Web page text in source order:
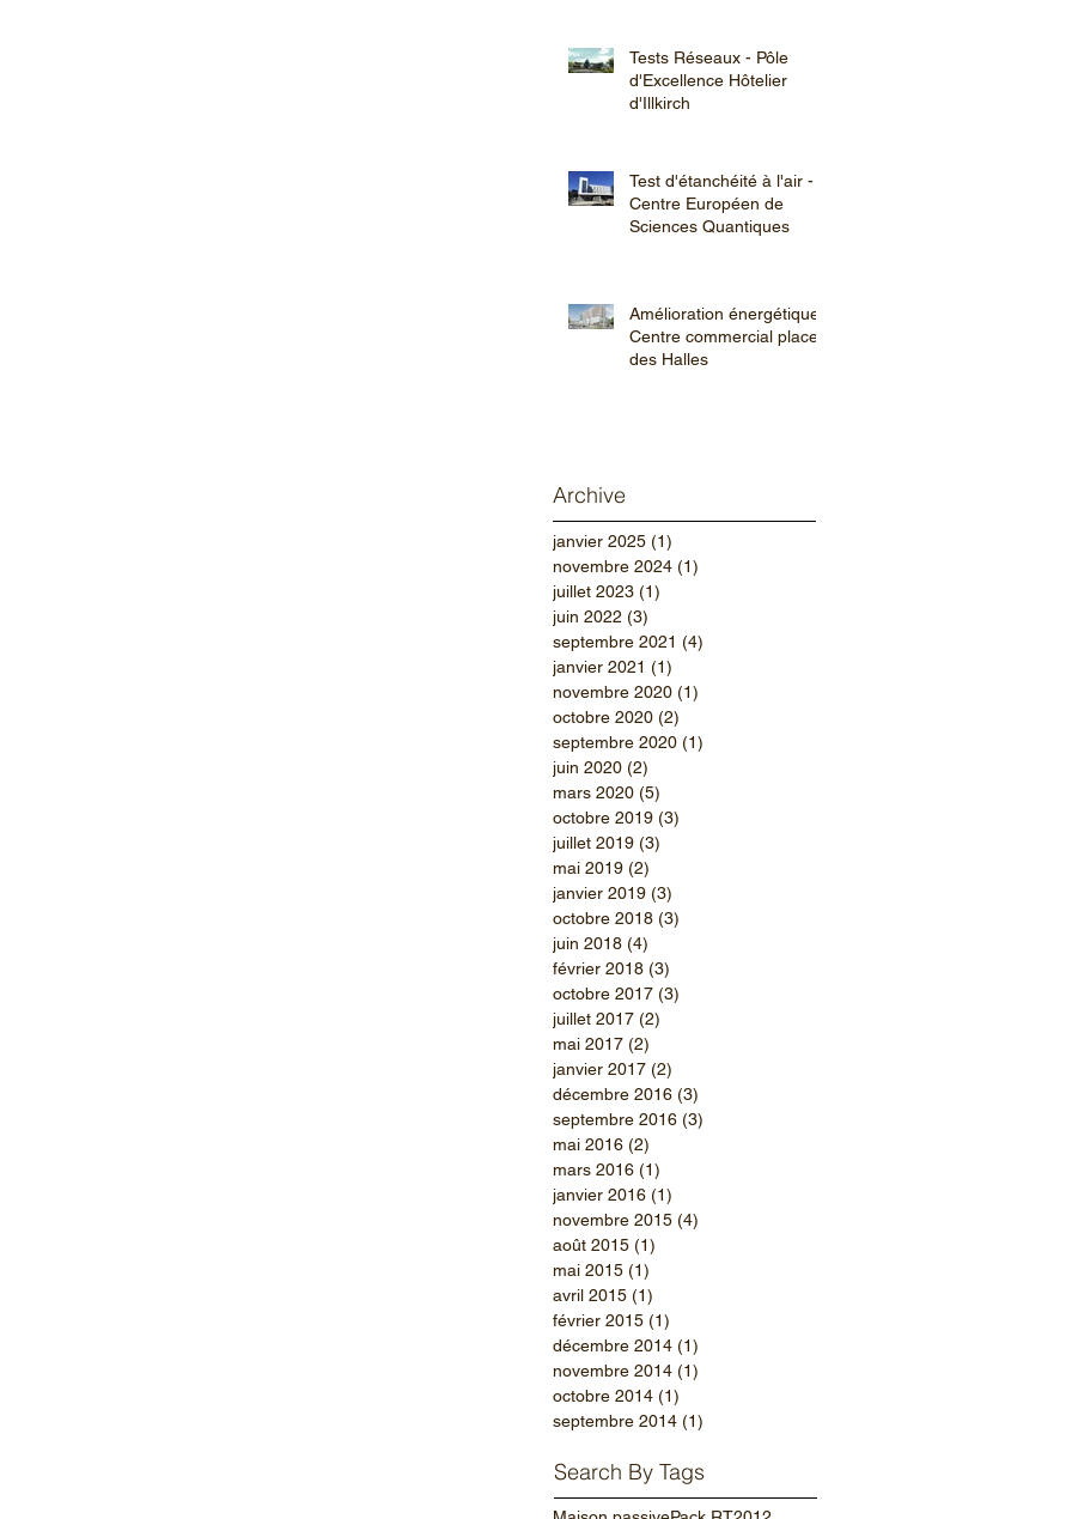
Tests Réseaux - Pôle
d'Excellence Hôtelier
d'Illkirch
Test d'étanchéité à l'air -
Centre Européen de
Sciences Quantiques
Amélioration énergétique -
Centre commercial place
des Halles
Archive
janvier 2025 (1)
novembre 2024 (1)
juillet 2023 (1)
juin 2022 (3)
septembre 2021 (4)
janvier 2021 (1)
novembre 2020 (1)
octobre 2020 (2)
septembre 2020 (1)
juin 2020 (2)
mars 2020 (5)
octobre 2019 (3)
juillet 2019 (3)
mai 2019 (2)
janvier 2019 (3)
octobre 2018 (3)
juin 2018 (4)
février 2018 (3)
octobre 2017 (3)
juillet 2017 (2)
mai 2017 (2)
janvier 2017 (2)
décembre 2016 (3)
septembre 2016 (3)
mai 2016 (2)
mars 2016 (1)
janvier 2016 (1)
novembre 2015 (4)
août 2015 (1)
mai 2015 (1)
avril 2015 (1)
février 2015 (1)
décembre 2014 (1)
novembre 2014 (1)
octobre 2014 (1)
septembre 2014 (1)
Search By Tags